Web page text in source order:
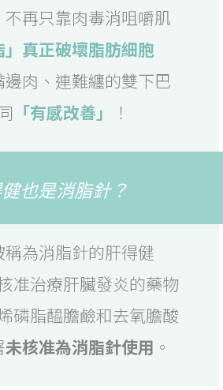
再只靠肉毒消咀嚼肌
」真正破壞脂肪細胞
邊肉、連難纏的雙下巴
「有感改善」 ！
也是消脂針？
稱為消脂針的肝得健
准治療肝臟發炎的藥物
磷脂醯膽鹼和去氧膽酸
未核准為消脂針使用 。